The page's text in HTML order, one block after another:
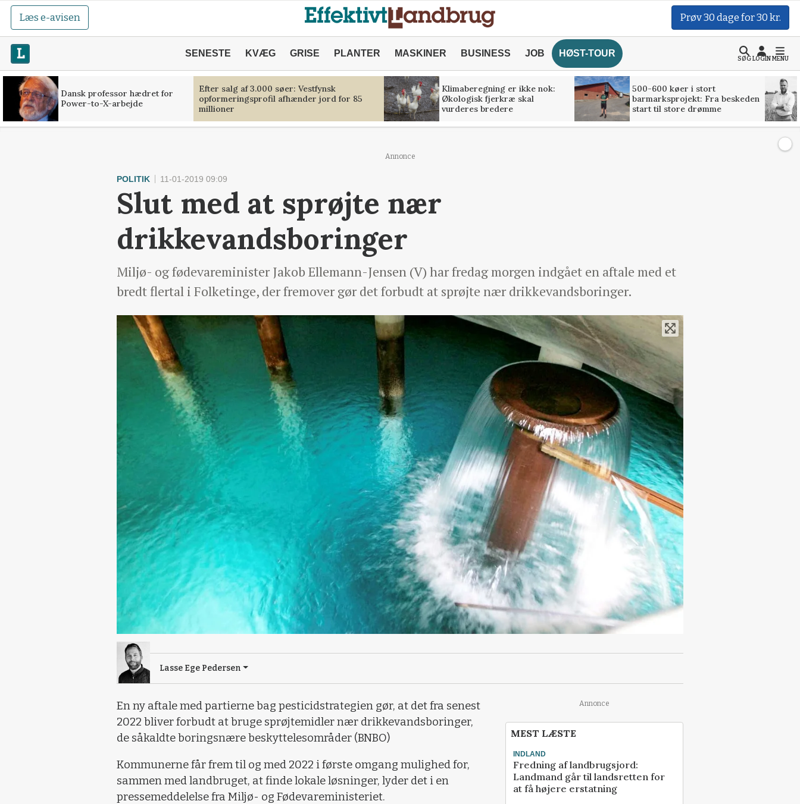
Læs e-avisen Prøv 30 dage for 30 kr.
SENESTE KVÆG GRISE PLANTER MASKINER BUSINESS JOB HØST-TOUR
SØGLOGINMENU
Dansk professor hædret for
Power-to-X-arbejde
Efter salg af 3.000 søer: Vestfynsk
opformeringsprofil afhænder jord for 85
millioner
Klimaberegning er ikke nok:
Økologisk fjerkræ skal
vurderes bredere
500-600 køer i stort
barmarksprojekt: Fra beskeden
start til store drømme
Annonce
POLITIK 11-01-2019 09:09
Slut med at sprøjte nær
drikkevandsboringer
Miljø- og fødevareminister Jakob Ellemann-Jensen (V) har fredag morgen indgået en aftale med et
bredt flertal i Folketinge, der fremover gør det forbudt at sprøjte nær drikkevandsboringer.
Lasse Ege Pedersen
En ny aftale med partierne bag pesticidstrategien gør, at det fra senest
2022 bliver forbudt at bruge sprøjtemidler nær drikkevandsboringer,
de såkaldte boringsnære beskyttelesområder (BNBO)
Kommunerne får frem til og med 2022 i første omgang mulighed for,
sammen med landbruget, at finde lokale løsninger, lyder det i en
pressemeddelelse fra Miljø- og Fødevareministeriet.
Annonce
MEST LÆSTE
INDLAND
Fredning af landbrugsjord:
Landmand går til landsretten for
at få højere erstatning